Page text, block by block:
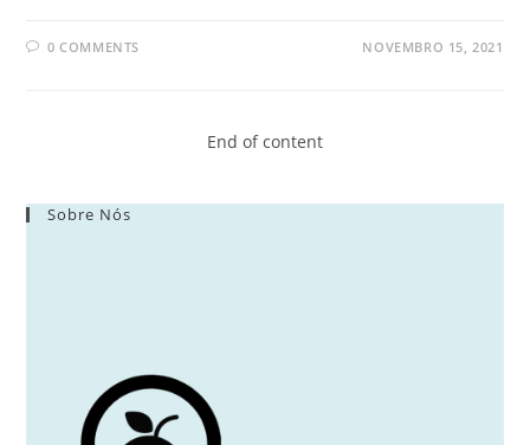
0 COMMENTS NOVEMBRO 15, 2021
End of content
Sobre Nós